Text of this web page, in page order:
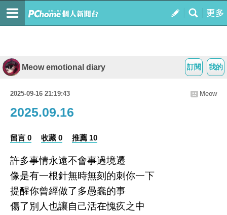
我的
訂閱
Meow emotional diary
2025-09-16 21:19:43 Meow
2025.09.16
留言 0 收藏 0 推薦 10
許多事情永遠不會事過境遷
像是有一根針無時無刻的刺你一下
提醒你曾經做了多愚蠢的事
傷了別人也讓自己活在愧疚之中